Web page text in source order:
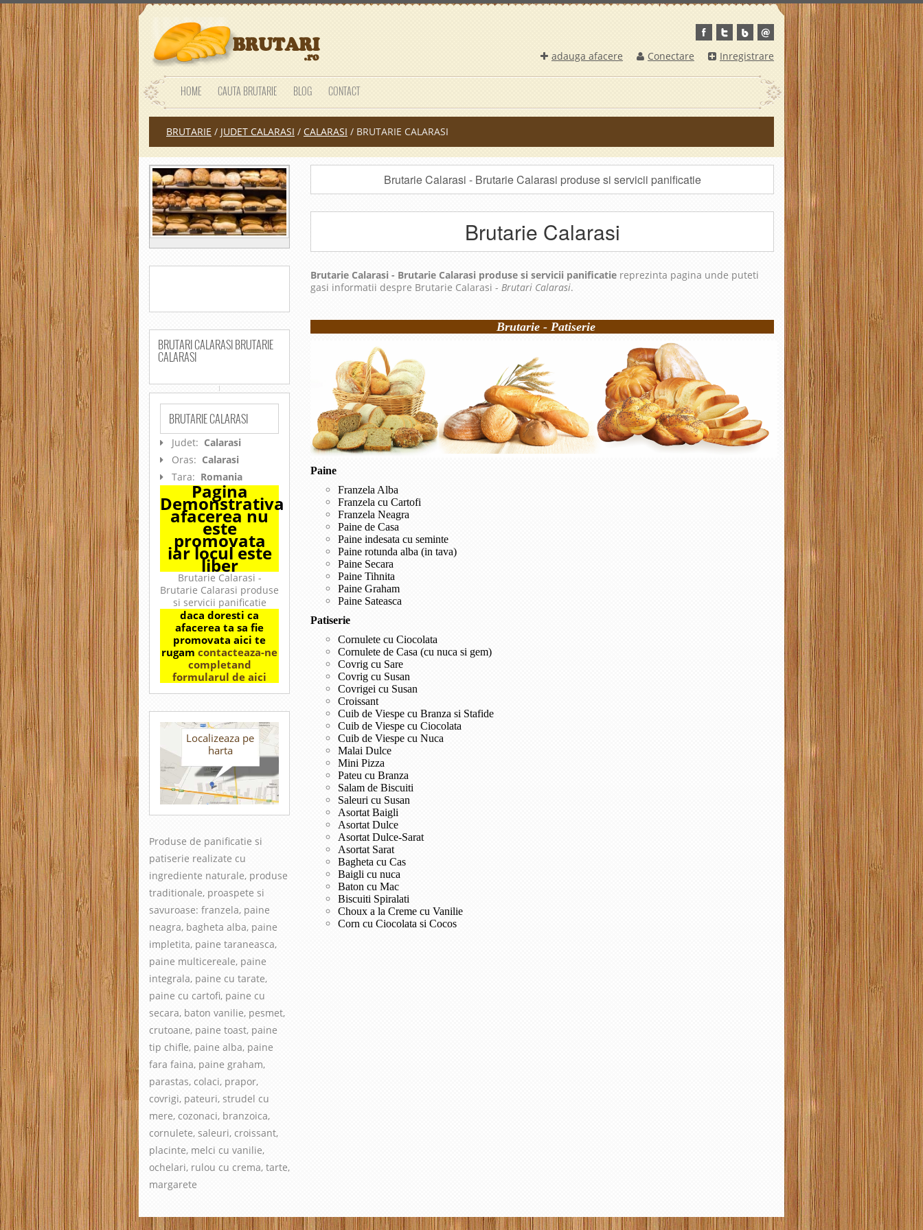
adauga afacere Conectare Inregistrare
HOME CAUTA BRUTARIE BLOG CONTACT
BRUTARIE / JUDET CALARASI / CALARASI / BRUTARIE CALARASI
BRUTARI CALARASI BRUTARIE
CALARASI
BRUTARIE CALARASI
Judet: Calarasi
Oras: Calarasi
Tara: Romania
Pagina
Demonstrativa
afacerea nu
este
promovata
iar locul este
liber
Brutarie Calarasi -
Brutarie Calarasi produse
si servicii panificatie
daca doresti ca
afacerea ta sa fie
promovata aici te
rugam contacteaza-ne
completand
formularul de aici
Localizeaza pe
harta
Produse de panificatie si
patiserie realizate cu
ingrediente naturale, produse
traditionale, proaspete si
savuroase: franzela, paine
neagra, bagheta alba, paine
impletita, paine taraneasca,
paine multicereale, paine
integrala, paine cu tarate,
paine cu cartofi, paine cu
secara, baton vanilie, pesmet,
crutoane, paine toast, paine
tip chifle, paine alba, paine
fara faina, paine graham,
parastas, colaci, prapor,
covrigi, pateuri, strudel cu
mere, cozonaci, branzoica,
cornulete, saleuri, croissant,
placinte, melci cu vanilie,
ochelari, rulou cu crema, tarte,
margarete
Brutarie Calarasi - Brutarie Calarasi produse si servicii panificatie
Brutarie Calarasi
Brutarie Calarasi - Brutarie Calarasi produse si servicii panificatie reprezinta pagina unde puteti
gasi informatii despre Brutarie Calarasi - Brutari Calarasi.
Brutarie - Patiserie
Paine
Franzela Alba
Franzela cu Cartofi
Franzela Neagra
Paine de Casa
Paine indesata cu seminte
Paine rotunda alba (in tava)
Paine Secara
Paine Tihnita
Paine Graham
Paine Sateasca
Patiserie
Cornulete cu Ciocolata
Cornulete de Casa (cu nuca si gem)
Covrig cu Sare
Covrig cu Susan
Covrigei cu Susan
Croissant
Cuib de Viespe cu Branza si Stafide
Cuib de Viespe cu Ciocolata
Cuib de Viespe cu Nuca
Malai Dulce
Mini Pizza
Pateu cu Branza
Salam de Biscuiti
Saleuri cu Susan
Asortat Baigli
Asortat Dulce
Asortat Dulce-Sarat
Asortat Sarat
Bagheta cu Cas
Baigli cu nuca
Baton cu Mac
Biscuiti Spiralati
Choux a la Creme cu Vanilie
Corn cu Ciocolata si Cocos